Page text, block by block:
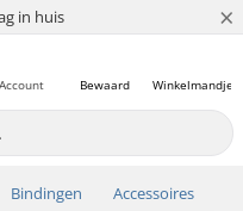
in huis ×
Winkelmandje
Bewaard
Account
Bindingen Accessoires